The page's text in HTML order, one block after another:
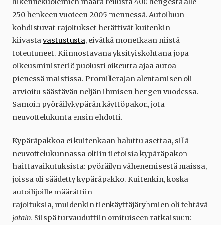
liikennekuolemien määrä reilusta 400 hengestä alle
250 henkeen vuoteen 2005 mennessä. Autoiluun
kohdistuvat rajoitukset herättivät kuitenkin
kiivastavastustusta, eivätkä monetkaan niistä
toteutuneet. Kiinnostavana yksityiskohtana jopa
oikeusministeriö puolusti oikeutta ajaa autoa
pienessä maistissa. Promillerajan alentamisen oli
arvioitu säästävän neljän ihmisen hengen vuodessa.
Samoin pyöräilykypärän käyttöpakon, jota
neuvottelukunta ensin ehdotti.
Kypäräpakkoa ei kuitenkaan haluttu asettaa, sillä
neuvottelukunnassa oltiin tietoisia kypäräpakon
haittavaikutuksista: pyöräilyn vähenemisestä maissa,
joissa oli säädetty kypäräpakko. Kuitenkin, koska
autoilijoille määrättiin
rajoituksia, muidenkin tienkäyttäjäryhmien oli tehtävä
jotain. Siispä turvauduttiin omituiseen ratkaisuun: